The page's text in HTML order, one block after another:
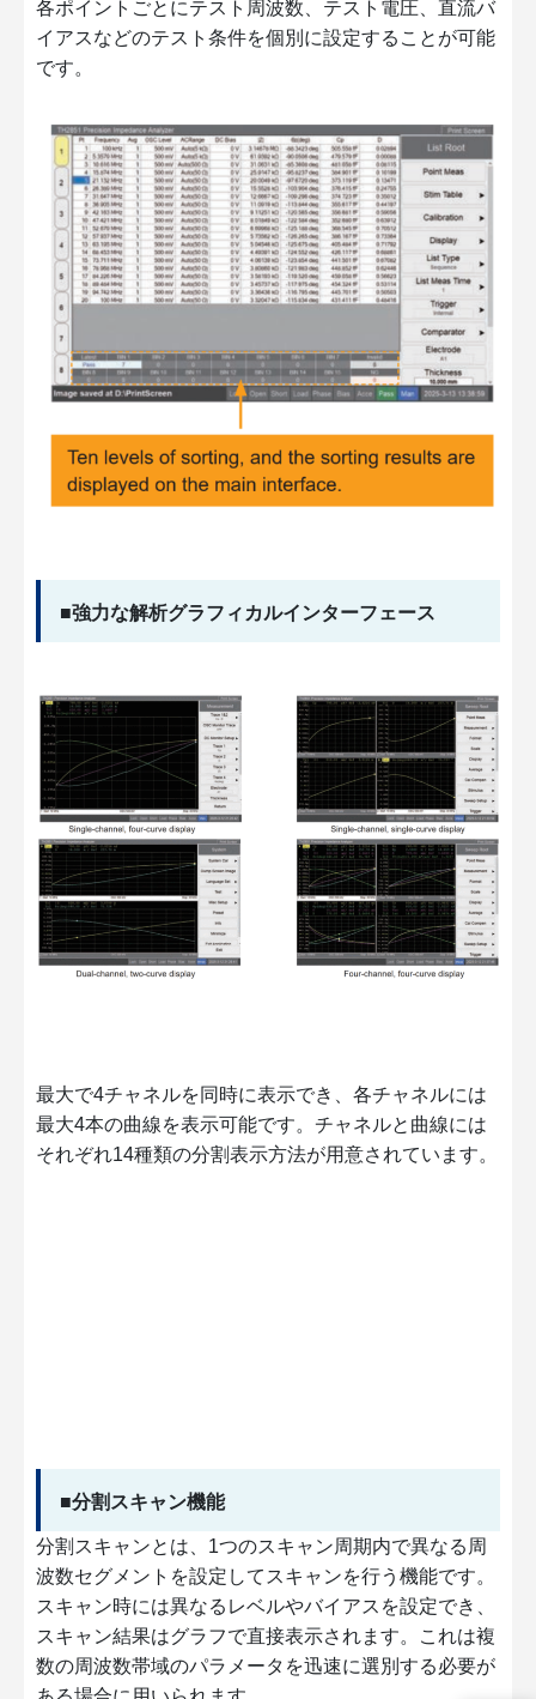
各ポイントごとにテスト周波数、テスト電圧、直流バ
イアスなどのテスト条件を個別に設定することが可能
です。
■強力な解析グラフィカルインターフェース
最大で4チャネルを同時に表示でき、各チャネルには
最大4本の曲線を表示可能です。チャネルと曲線には
それぞれ14種類の分割表示方法が用意されています。
■分割スキャン機能
分割スキャンとは、1つのスキャン周期内で異なる周
波数セグメントを設定してスキャンを行う機能です。
スキャン時には異なるレベルやバイアスを設定でき、
スキャン結果はグラフで直接表示されます。これは複
数の周波数帯域のパラメータを迅速に選別する必要が